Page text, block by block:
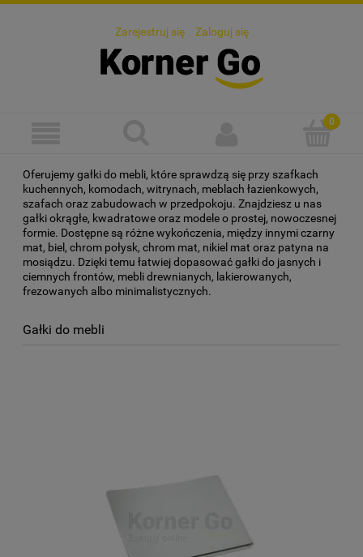
Zarejestruj się Zaloguj się
Oferujemy gałki do mebli, które sprawdzą się przy szafkach
kuchennych, komodach, witrynach, meblach łazienkowych,
szafach oraz zabudowach w przedpokoju. Znajdziesz u nas
gałki okrągłe, kwadratowe oraz modele o prostej, nowoczesnej
formie. Dostępne są różne wykończenia, między innymi czarny
mat, biel, chrom połysk, chrom mat, nikiel mat oraz patyna na
mosiądzu. Dzięki temu łatwiej dopasować gałki do jasnych i
ciemnych frontów, mebli drewnianych, lakierowanych,
frezowanych albo minimalistycznych.
Gałki do mebli